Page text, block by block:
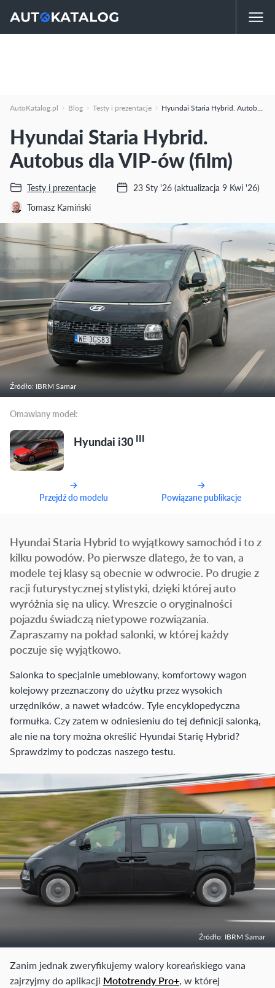
AutoKatalog.pl Blog Testy i prezentacje Hyundai Staria Hybrid. Autobus dla VIP-ów (film)
Hyundai Staria Hybrid.
Autobus dla VIP-ów (film)
Testy i prezentacje
Tomasz Kamiński
23 Sty '26 (aktualizacja 9 Kwi '26)
Źródło: IBRM Samar
Omawiany model:
Hyundai i30 III
Przejdź do modelu Powiązane publikacje
Hyundai Staria Hybrid to wyjątkowy samochód i to z
kilku powodów. Po pierwsze dlatego, że to van, a
modele tej klasy są obecnie w odwrocie. Po drugie z
racji futurystycznej stylistyki, dzięki której auto
wyróżnia się na ulicy. Wreszcie o oryginalności
pojazdu świadczą nietypowe rozwiązania.
Zapraszamy na pokład salonki, w której każdy
poczuje się wyjątkowo.
Salonka to specjalnie umeblowany, komfortowy wagon
kolejowy przeznaczony do użytku przez wysokich
urzędników, a nawet władców. Tyle encyklopedyczna
formułka. Czy zatem w odniesieniu do tej definicji salonką,
ale nie na tory można określić Hyundai Starię Hybrid?
Sprawdzimy to podczas naszego testu.
Źródło: IBRM Samar
Zanim jednak zweryfikujemy walory koreańskiego vana
zajrzyjmy do aplikacji Mototrendy Pro+, w której